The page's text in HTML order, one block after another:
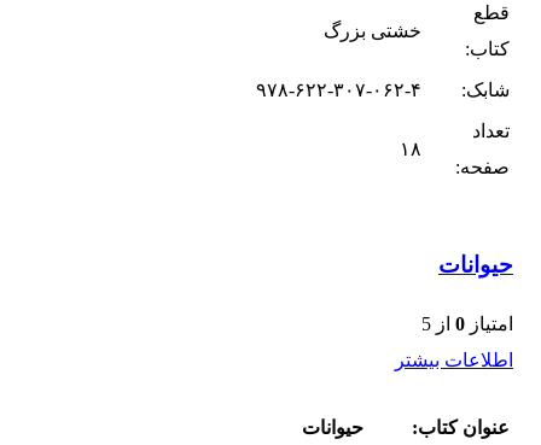
قطع
کتاب:
خشتی بزرگ
شابک:
۹۷۸-۶۲۲-۳۰۷-۰۶۲-۴
تعداد
صفحه:
۱۸
حیوانات
امتیاز 0 از 5
اطلاعات بیشتر
عنوان کتاب: حیوانات